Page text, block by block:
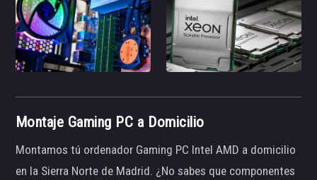
Montaje Gaming PC a Domicilio
Montamos tú ordenador Gaming PC Intel AMD a domicilio
en la Sierra Norte de Madrid. ¿No sabes que componentes